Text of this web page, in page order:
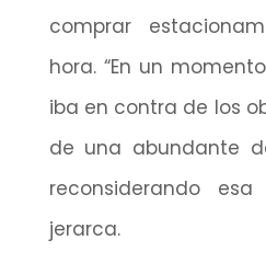
comprar
hora. “En un
iba en contra de los
de una abundante
reconsiderando
jerarca.